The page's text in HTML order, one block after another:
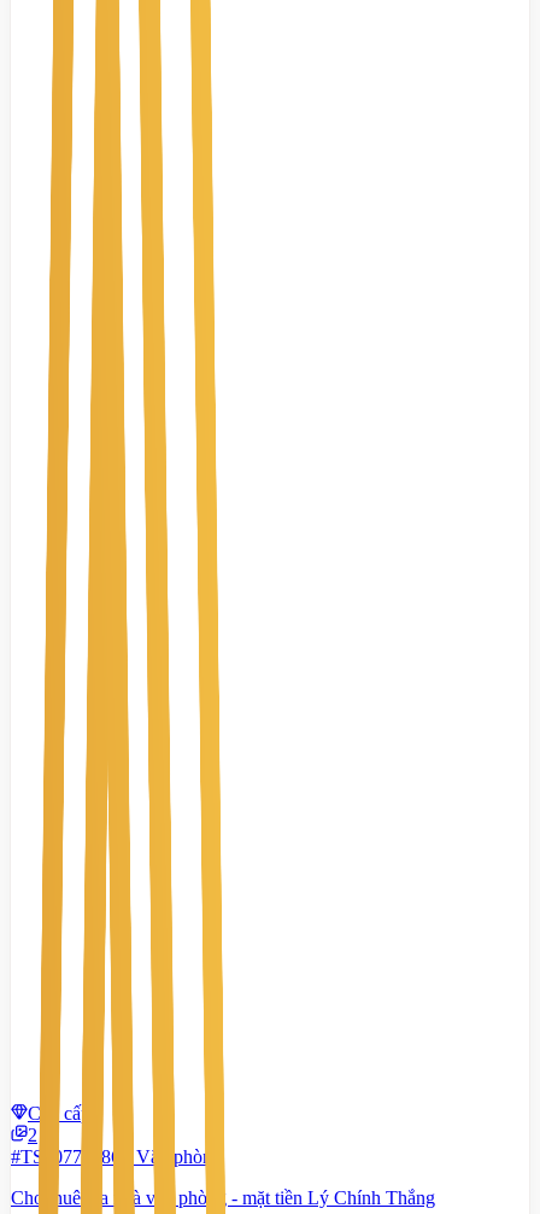
Cao cấp
2
#TS70779086
Văn phòng
Cho thuê tòa nhà văn phòng - mặt tiền Lý Chính Thắng